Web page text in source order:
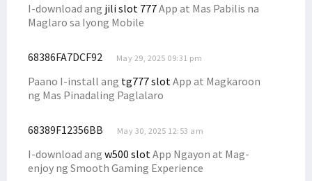
I-download ang jili slot 777App at Mas Pabilis na
Maglaro sa Iyong Mobile
68386FA7DCF92 May 29, 2025 09:31 pm
Paano I-install ang tg777 slot App at Magkaroon
ng Mas Pinadaling Paglalaro
68389F12356BB May 30, 2025 12:53 am
I-download ang w500 slot App Ngayon at Mag-
enjoy ng Smooth Gaming Experience